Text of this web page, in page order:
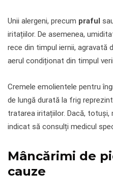
Unii alergeni, precum praful
iritațiilor. De asemenea,
rece din timpul iernii, agravată
aerul condiționat din timpul
Cremele emolientele pentru
de lungă durată la frig
tratarea iritațiilor. Dacă,
indicat să consulți medicul
Mâncărimi de
cauze